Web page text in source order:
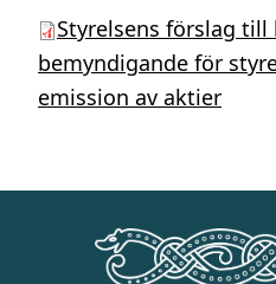
Styrelsens förslag till
bemyndigande för
emission av aktier